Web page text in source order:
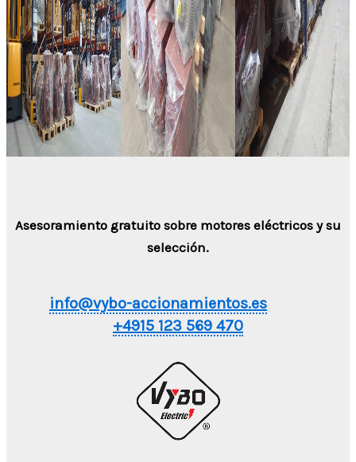
Asesoramiento gratuito sobre motores eléctricos y su
selección.
info@vybo-accionamientos.es
+4915 123 569 470